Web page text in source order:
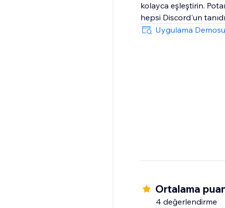
kolayca eşleştirin.
hepsi Discord'un
Uygulama
Ortalama
4 değerlendirme